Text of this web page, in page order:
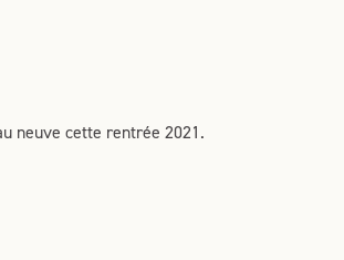
neuve cette rentrée 2021.